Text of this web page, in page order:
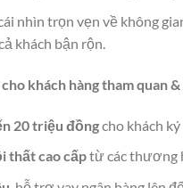
nhìn trọn vẹn về không
khách bận rộn.
khách hàng tham quan
20 triệu đồngcho khách
thất cao cấptừ các thương